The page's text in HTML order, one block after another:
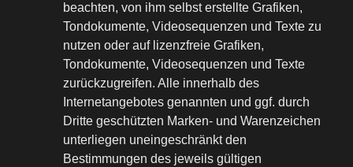
beachten, von ihm selbst erstellte Grafiken,
Tondokumente, Videosequenzen und Texte zu
nutzen oder auf lizenzfreie Grafiken,
Tondokumente, Videosequenzen und Texte
zurückzugreifen. Alle innerhalb des
Internetangebotes genannten und ggf. durch
Dritte geschützten Marken- und Warenzeichen
unterliegen uneingeschränkt den
Bestimmungen des jeweils gültigen